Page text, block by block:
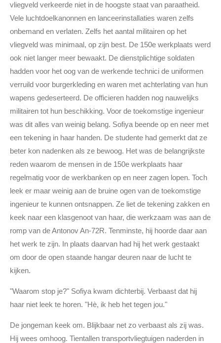
vliegveld verkeerde niet in de hoogste staat van paraatheid.
Vele luchtdoelkanonnen en lanceerinstallaties waren zelfs
onbemand en verlaten. Zelfs het aantal militairen op het
vliegveld was minimaal, op zijn best. De 150e werkplaats werd
ook niet langer meer bewaakt. De dienstplichtige soldaten
hadden voor het oog van de werkende technici de uniformen
verruild voor burgerkleding en waren met achterlating van hun
wapens gedeserteerd. De officieren hadden nog nauwelijks
militairen tot hun beschikking. Voor de toekomstige ingenieur
was dit alles van weinig belang. Sofiya beende op en neer met
een tekening in haar handen. De studente had gemerkt dat ze
beter kon nadenken als ze bewoog. Het was de belangrijkste
reden waarom de mensen in de 150e werkplaats haar
regelmatig voor de werkbanken op en neer zagen lopen. Toch
leek er maar weinig aan de bruine ogen van de toekomstige
ingenieur te kunnen ontsnappen. Ze liet de tekening zakken en
keek naar een klasgenoot van haar, die werkzaam was aan de
romp van de Antonov An-72R. Tenminste, hij hoorde daar aan
het werk te zijn. In plaats daarvan had hij het werk gestaakt
om door de open staande hangar deuren naar de lucht te
kijken.
"Waarom stop je?" Sofiya kwam dichterbij. Verbaast dat hij
haar niet leek te horen. "Hè, ik heb het tegen jou."
De jongeman keek om. Blijkbaar net zo verbaast als zij was.
Hij wees omhoog. Tientallen transportvliegtuigen naderden in